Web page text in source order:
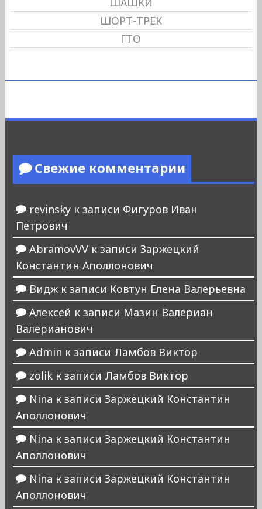
ШОРТ-ТРЕК
ГТО
Свежие комментарии
revinskyк записи Фигуров Иван
Петрович
AbramovVVк записи Заржецкий
Константин Аполлонович
Виджк записи Ковтун Елена Валерьевна
Алексей к записи Мазин Валериан
Валерианович
Admin к записи Ламбов Виктор
zolikк записи Ламбов Виктор
Nina к записи Заржецкий Константин
Аполлонович
Nina к записи Заржецкий Константин
Аполлонович
Nina к записи Заржецкий Константин
Аполлонович